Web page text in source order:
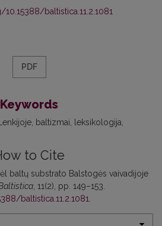
baltistica.11.2.1081
PDF
Keywords
baltizmai leksikologija
to Cite
baltų substrato Balstogės vaivadijoje
, 11(2), pp. 149–153.
baltistica.11.2.1081